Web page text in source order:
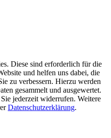
Diese sind erforderlich für die
und helfen uns dabei, die
zu verbessern. Hierzu werden
gesammelt und ausgewertet.
jederzeit widerrufen. Weitere
Datenschutzerklärung.